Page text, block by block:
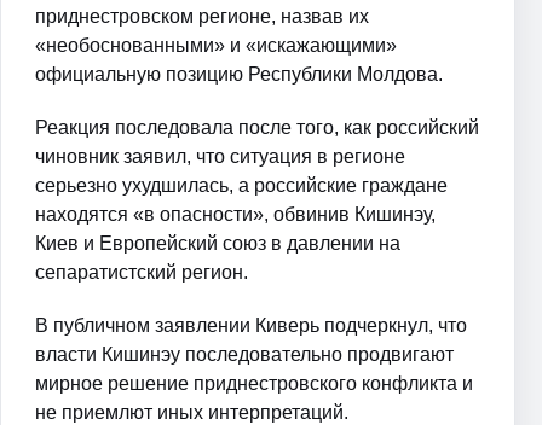
приднестровском регионе, назвав их
«необоснованными» и «искажающими»
официальную позицию Республики Молдова.
Реакция последовала после того, как российский
чиновник заявил, что ситуация в регионе
серьезно ухудшилась, а российские граждане
находятся «в опасности», обвинив Кишинэу,
Киев и Европейский союз в давлении на
сепаратистский регион.
В публичном заявлении Киверь подчеркнул, что
власти Кишинэу последовательно продвигают
мирное решение приднестровского конфликта и
не приемлют иных интерпретаций.